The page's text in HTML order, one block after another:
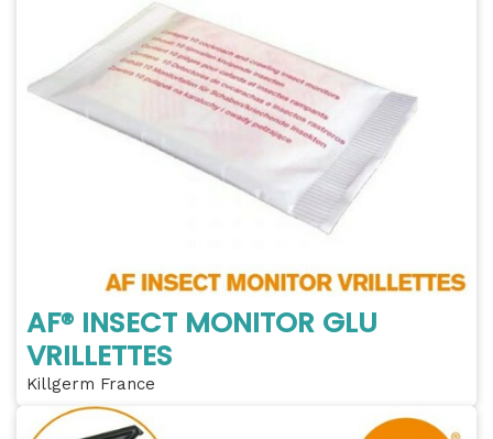
AF® INSECT MONITOR GLU
VRILLETTES
Killgerm France